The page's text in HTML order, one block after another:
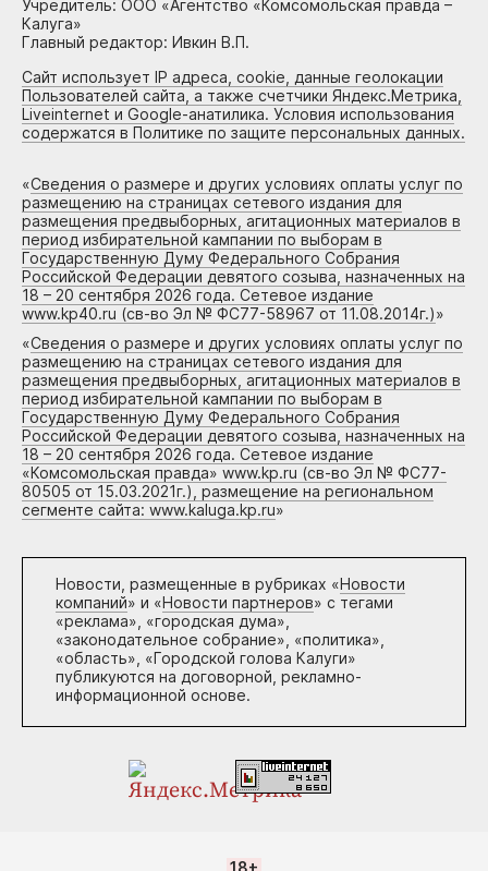
Учредитель: ООО «Агентство «Комсомольская правда –
Калуга»
Главный редактор: Ивкин В.П.
Сайт использует IP адреса, cookie, данные геолокации
Пользователей сайта, а также счетчики Яндекс.Метрика,
Liveinternet и Google-анатилика. Условия использования
содержатся в Политике по защите персональных данных.
«Сведения о размере и других условиях оплаты услуг по
размещению на страницах сетевого издания для
размещения предвыборных, агитационных материалов в
период избирательной кампании по выборам в
Государственную Думу Федерального Собрания
Российской Федерации девятого созыва, назначенных на
18 – 20 сентября 2026 года. Сетевое издание
www.kp40.ru (св-во Эл № ФС77-58967 от 11.08.2014г.)»
«Сведения о размере и других условиях оплаты услуг по
размещению на страницах сетевого издания для
размещения предвыборных, агитационных материалов в
период избирательной кампании по выборам в
Государственную Думу Федерального Собрания
Российской Федерации девятого созыва, назначенных на
18 – 20 сентября 2026 года. Сетевое издание
«Комсомольская правда» www.kp.ru (св-во Эл № ФС77-
80505 от 15.03.2021г.), размещение на региональном
сегменте сайта: www.kaluga.kp.ru»
Новости, размещенные в рубриках «Новости
компаний» и «Новости партнеров» с тегами
«реклама», «городская дума»,
«законодательное собрание», «политика»,
«область», «Городской голова Калуги»
публикуются на договорной, рекламно-
информационной основе.
18+